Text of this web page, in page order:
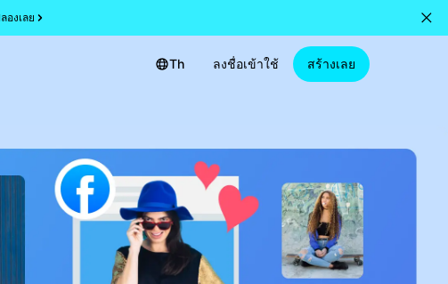
ลองเลย
Th ลงชื่อเข้าใช้
สร้างเลย